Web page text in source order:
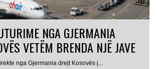
NGA GJERMANIA
VETËM BRENDA NJË JAVE
nga Gjermania drejt Kosovës j...